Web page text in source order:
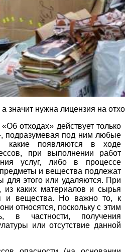
значит нужна лицензия на
отходах» действует только
подразумевая под ним любые
какие появляются в ходе
при выполнении работ
услуг, либо в процессе
и вещества подлежат
для этого или удаляются. При
из каких материалов и сырья
и вещества. Но важно то, к
относятся, поскольку с этим
в частности, получения
или отсутствие данной